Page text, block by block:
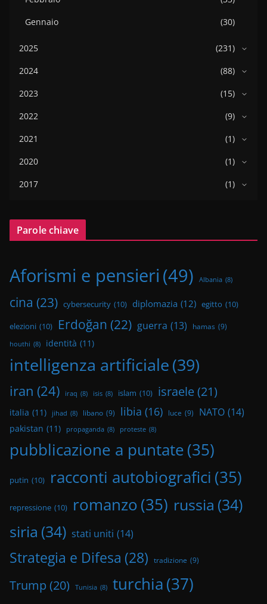
Gennaio
(30)
2025
(231)
2024
(88)
2023
(15)
2022
(9)
2021
(1)
2020
(1)
2017
(1)
Parole chiave
Aforismi e pensieri (49) Albania (8)
cina (23) cybersecurity (10) diplomazia (12) egitto (10)
elezioni (10) Erdoğan (22) guerra (13) hamas (9)
houthi (8) identità (11)
intelligenza artificiale(39)
iran (24) iraq (8) isis (8) islam (10) israele(21)
italia (11) jihad (8) libano (9) libia (16) luce (9) NATO (14)
pakistan (11) propaganda (8) proteste (8)
pubblicazione a puntate(35)
putin (10) racconti autobiografici (35)
repressione (10) romanzo(35) russia (34)
siria (34) stati uniti (14)
Strategia e Difesa (28) tradizione (9)
Trump (20) Tunisia (8) turchia(37)